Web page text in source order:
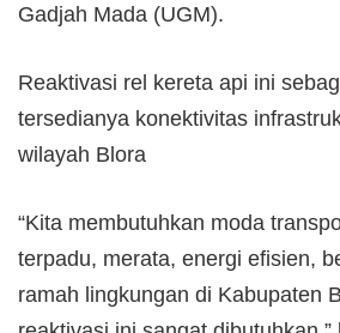
Gadjah Mada (UGM).
Reaktivasi rel kereta api ini
tersedianya konektivitas
wilayah Blora
“Kita membutuhkan moda
terpadu, merata, energi efisien,
ramah lingkungan di Kabupaten